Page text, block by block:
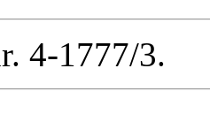
4-1777/3.